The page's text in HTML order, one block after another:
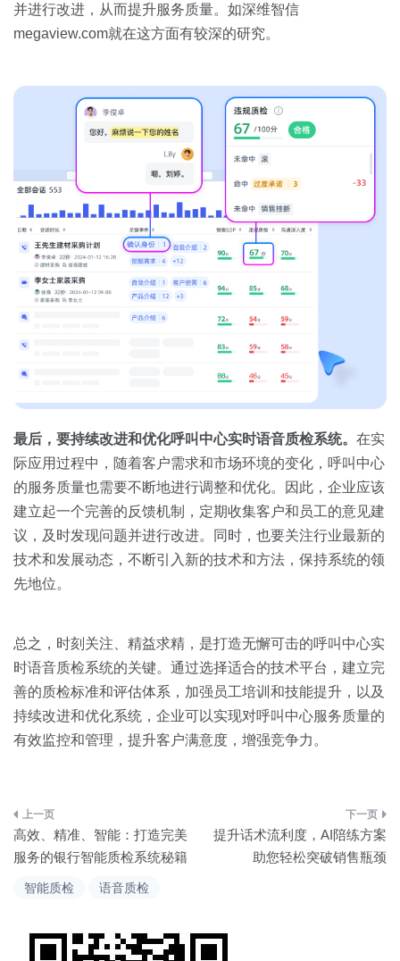
智能质检 语音质检
并进行改进，从而提升服务质量。如深维智信
megaview.com就在这方面有较深的研究。
最后，要持续改进和优化呼叫中心实时语音质检系统。 在实
际应用过程中，随着客户需求和市场环境的变化，呼叫中心
的服务质量也需要不断地进行调整和优化。因此，企业应该
建立起一个完善的反馈机制，定期收集客户和员工的意见建
议，及时发现问题并进行改进。同时，也要关注行业最新的
技术和发展动态，不断引入新的技术和方法，保持系统的领
先地位。
总之，时刻关注、精益求精，是打造无懈可击的呼叫中心实
时语音质检系统的关键。通过选择适合的技术平台，建立完
善的质检标准和评估体系，加强员工培训和技能提升，以及
持续改进和优化系统，企业可以实现对呼叫中心服务质量的
有效监控和管理，提升客户满意度，增强竞争力。
文
章
导
高效、精准、智能：打造完美
服务的银行智能质检系统秘籍
提升话术流利度，AI陪练方案
助您轻松突破销售瓶颈